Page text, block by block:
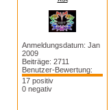
Anmeldungsdatum: Jan
2009
Beiträge: 2711
Benutzer-Bewertung:
17 positiv
0 negativ